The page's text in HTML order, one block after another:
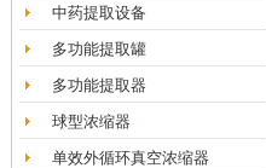
中药提取设备
多功能提取罐
多功能提取器
球型浓缩器
单效外循环真空浓缩器